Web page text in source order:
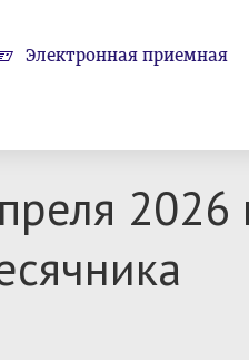
Электронная приемная